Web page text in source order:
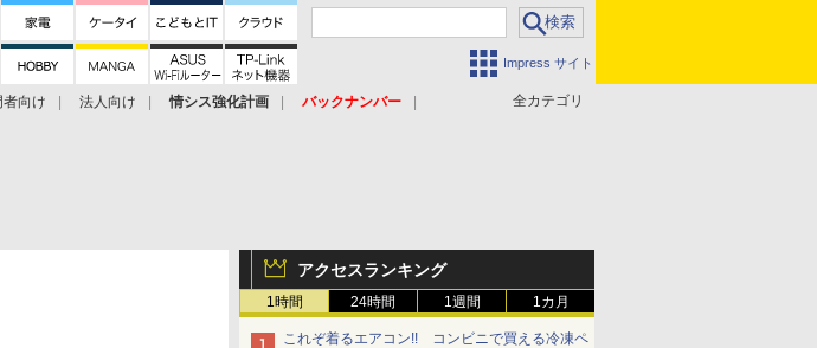
Impress サイト
全カテゴリ
向け 法人向け 情シス強化計画
バックナンバー
アクセスランキング
1時間 24時間 1週間 1カ月
これぞ着るエアコン!! コンビニで買える冷凍ペ